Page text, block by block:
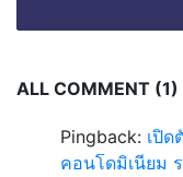
ALL COMMENT (1)
Pingback: เปิด
คอนโดมิเนียม